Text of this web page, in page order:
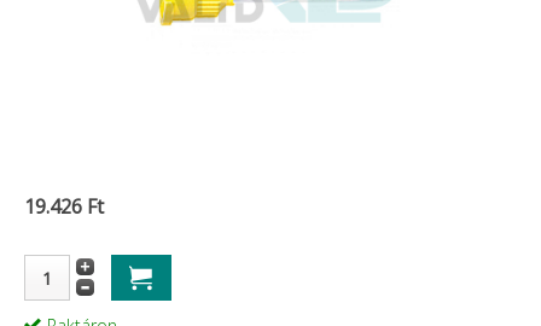
19.426 Ft